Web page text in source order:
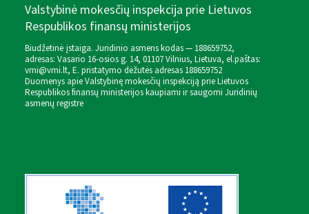
Valstybinė mokesčių inspekcija prie Lietuvos
Respublikos finansų ministerijos
Biudžetinė įstaiga. Juridinio asmens kodas — 188659752,
adresas: Vasario 16-osios g. 14, 01107 Vilnius, Lietuva, el.paštas:
vmi@vmi.lt, E. pristatymo dėžutės adresas 188659752
Duomenys apie Valstybinę mokesčių inspekciją prie Lietuvos
Respublikos finansų ministerijos kaupiami ir saugomi Juridinių
asmenų registre